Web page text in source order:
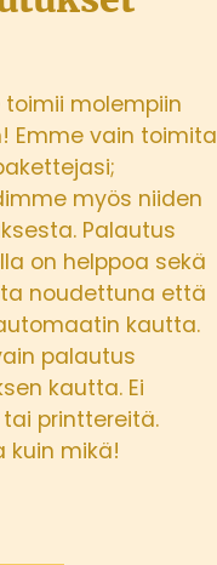
toimii molempiin
Emme vain toimita
myös niiden
Palautus
on helppoa sekä
noudettuna että
kautta.
palautus
kautta. Ei
printtereitä.
kuin mikä!